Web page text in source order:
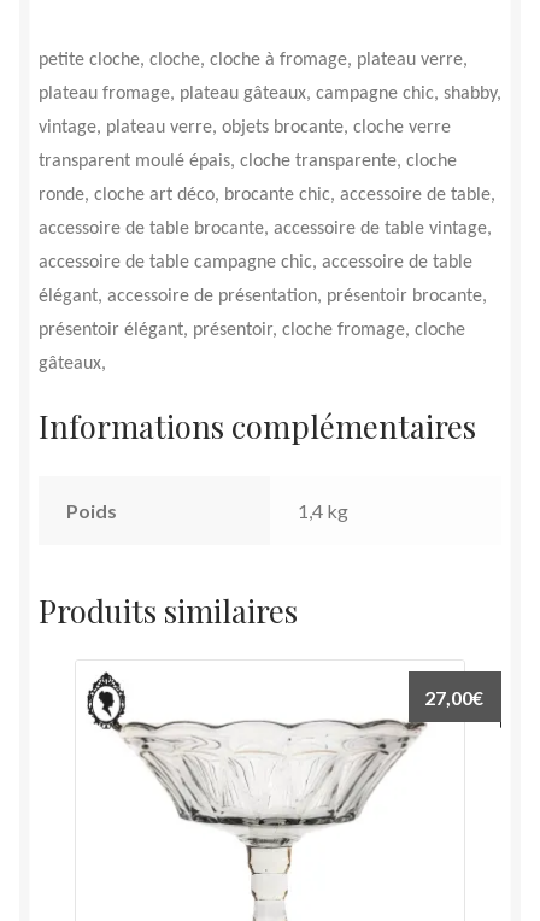
petite cloche, cloche, cloche à fromage, plateau verre,
plateau fromage, plateau gâteaux, campagne chic, shabby,
vintage, plateau verre, objets brocante, cloche verre
transparent moulé épais, cloche transparente, cloche
ronde, cloche art déco, brocante chic, accessoire de table,
accessoire de table brocante, accessoire de table vintage,
accessoire de table campagne chic, accessoire de table
élégant, accessoire de présentation, présentoir brocante,
présentoir élégant, présentoir, cloche fromage, cloche
gâteaux,
Informations complémentaires
Poids 1,4 kg
Produits similaires
27,00€